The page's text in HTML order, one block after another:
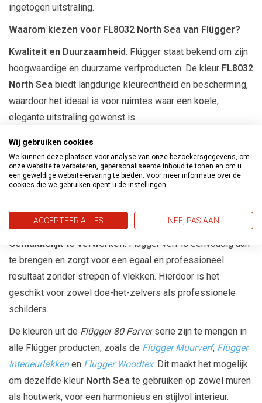
ingetogen uitstraling.
Waarom kiezen voor FL8032 North Sea van Flügger?
Kwaliteit en Duurzaamheid: Flügger staat bekend om zijn
hoogwaardige en duurzame verfproducten. De kleur FL8032
North Sea biedt langdurige kleurechtheid en bescherming,
waardoor het ideaal is voor ruimtes waar een koele,
elegante uitstraling gewenst is.
Veelzijdigheid: Deze blauwgrijze kleur past perfect in
verschillende interieurstijlen, van modern en industrieel tot
klassiek en Scandinavisch. GebruikNorth Seaom een
accentmuur te creëren die diepte en karakter toevoegt, of
scheppen.
Gemakkelijk te verwerken: Flügger verf is eenvoudig aan
te brengen en zorgt voor een egaal en professioneel
resultaat zonder strepen of vlekken. Hierdoor is het
geschikt voor zowel doe-het-zelvers als professionele
schilders.
De kleuren uit de Flügger 80 Farverserie zijn te mengen in
alle Flügger producten, zoals de Flügger Muurverf, Flügger
Interieurlakkenen Flügger Woodtex. Dit maakt het mogelijk
om dezelfde kleur North Sea te gebruiken op zowel muren
als houtwerk, voor een harmonieus en stijlvol interieur.
Wij gebruiken cookies
We kunnen deze plaatsen voor analyse van onze bezoekersgegevens, om
onze website te verbeteren, gepersonaliseerde inhoud te tonen en om u
een geweldige website-ervaring te bieden. Voor meer informatie over de
cookies die we gebruiken opent u de instellingen.
ACCEPTEER ALLES NEE, PAS AAN